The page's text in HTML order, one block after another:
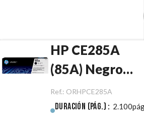
HP CE285A
(85A) Negro
Original
Ref.: ORHPCE285A
Duración (pág.) :